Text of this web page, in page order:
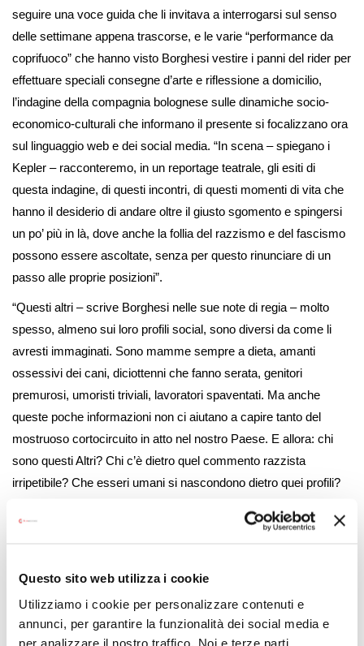
Questo sito web utilizza i cookie
Utilizziamo i cookie per personalizzare contenuti e
annunci, per garantire la funzionalità dei social media e
per analizzare il nostro traffico. Noi e terze parti
seguire una voce guida che li invitava a interrogarsi sul senso
delle settimane appena trascorse, e le varie “performance da
coprifuoco” che hanno visto Borghesi vestire i panni del rider per
effettuare speciali consegne d’arte e riflessione a domicilio,
l’indagine della compagnia bolognese sulle dinamiche socio-
economico-culturali che informano il presente si focalizzano ora
sul linguaggio web e dei social media. “In scena – spiegano i
Kepler – racconteremo, in un reportage teatrale, gli esiti di
questa indagine, di questi incontri, di questi momenti di vita che
hanno il desiderio di andare oltre il giusto sgomento e spingersi
un po’ più in là, dove anche la follia del razzismo e del fascismo
possono essere ascoltate, senza per questo rinunciare di un
passo alle proprie posizioni”.
“Questi altri – scrive Borghesi nelle sue note di regia – molto
spesso, almeno sui loro profili social, sono diversi da come li
avresti immaginati. Sono mamme sempre a dieta, amanti
ossessivi dei cani, diciottenni che fanno serata, genitori
premurosi, umoristi triviali, lavoratori spaventati. Ma anche
queste poche informazioni non ci aiutano a capire tanto del
mostruoso cortocircuito in atto nel nostro Paese. E allora: chi
sono questi Altri? Chi c’è dietro quel commento razzista
irripetibile? Che esseri umani si nascondono dietro quei profili?
davvero, fino in fondo? Si identificano con quello che scrivono?
questi Altri, trascorrerci del tempo insieme, cercare di capirli
senza per questo perdere le distanze, tentare di aprire un